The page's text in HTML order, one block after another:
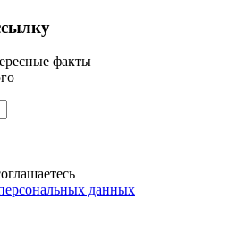
факты
данных